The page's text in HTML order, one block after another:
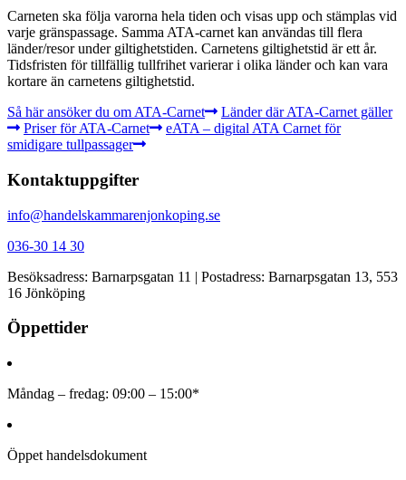
Carneten ska följa varorna hela tiden och visas upp och stämplas vid
varje gränspassage. Samma ATA-carnet kan användas till flera
länder/resor under giltighetstiden. Carnetens giltighetstid är ett år.
Tidsfristen för tillfällig tullfrihet varierar i olika länder och kan vara
kortare än carnetens giltighetstid.
Så här ansöker du om ATA-Carnet
Länder där ATA-Carnet gäller
Priser för ATA-Carnet
eATA – digital ATA Carnet för
smidigare tullpassager
Kontaktuppgifter
info@handelskammarenjonkoping.se
036-30 14 30
Besöksadress: Barnarpsgatan 11 | Postadress: Barnarpsgatan 13, 553
16 Jönköping
Öppettider
Måndag – fredag: 09:00 – 15:00*
Öppet handelsdokument